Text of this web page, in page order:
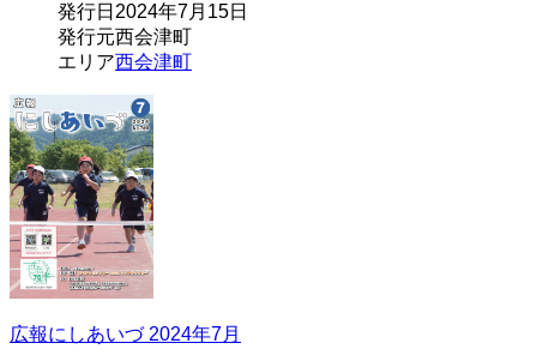
発行日 2024年7月15日
発行元西会津町
エリア西会津町
広報にしあいづ 2024年7月